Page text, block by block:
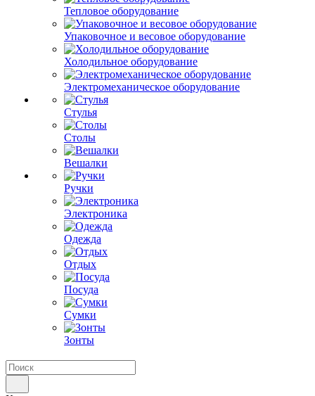
Тепловое оборудование
Упаковочное и весовое оборудование
Холодильное оборудование
Электромеханическое оборудование
Стулья
Столы
Вешалки
Ручки
Электроника
Одежда
Отдых
Посуда
Сумки
Зонты